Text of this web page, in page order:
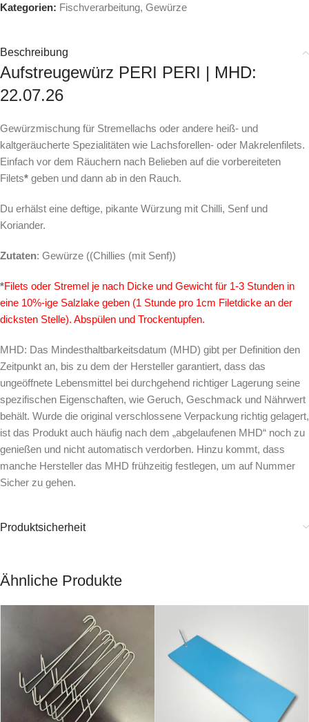
Kategorien: Fischverarbeitung, Gewürze
Beschreibung
Aufstreugewürz PERI PERI | MHD:
22.07.26
Gewürzmischung für Stremellachs oder andere heiß- und
kaltgeräucherte Spezialitäten wie Lachsforellen- oder Makrelenfilets.
Einfach vor dem Räuchern nach Belieben auf die vorbereiteten
Filets* geben und dann ab in den Rauch.
Du erhälst eine deftige, pikante Würzung mit Chilli, Senf und
Koriander.
Zutaten: Gewürze ((Chillies (mit Senf))
*Filets oder Stremel je nach Dicke und Gewicht für 1-3 Stunden in
eine 10%-ige Salzlake geben (1 Stunde pro 1cm Filetdicke an der
dicksten Stelle). Abspülen und Trockentupfen.
MHD: Das Mindesthaltbarkeitsdatum (MHD) gibt per Definition den
Zeitpunkt an, bis zu dem der Hersteller garantiert, dass das
ungeöffnete Lebensmittel bei durchgehend richtiger Lagerung seine
spezifischen Eigenschaften, wie Geruch, Geschmack und Nährwert
behält. Wurde die original verschlossene Verpackung richtig gelagert,
ist das Produkt auch häufig nach dem „abgelaufenen MHD“ noch zu
genießen und nicht automatisch verdorben. Hinzu kommt, dass
manche Hersteller das MHD frühzeitig festlegen, um auf Nummer
Sicher zu gehen.
Produktsicherheit
Ähnliche Produkte